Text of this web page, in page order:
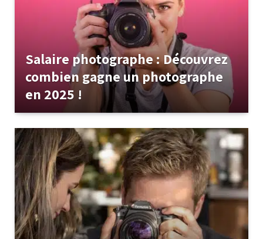
Salaire photographe : Découvrez
combien gagne un photographe
en 2025 !